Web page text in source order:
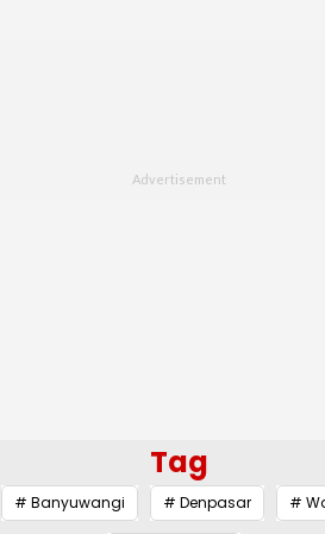
Tag
# Banyuwangi # Denpasar #